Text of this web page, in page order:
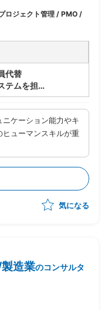
ロジェクト管理 / PMO /
代替
テムを担当
ケーション能力やキ
ヒューマンスキルが重
気になる
造業のコンサルタ